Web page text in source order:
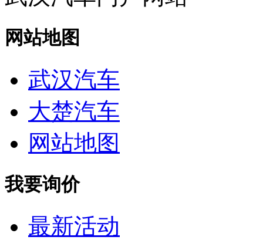
网站地图
武汉汽车
大楚汽车
网站地图
我要询价
最新活动